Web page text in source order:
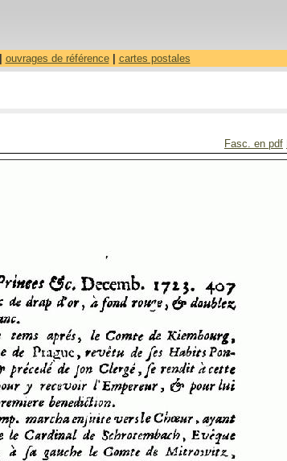
ouvrages de référence| cartes postales
Fasc. en pdf